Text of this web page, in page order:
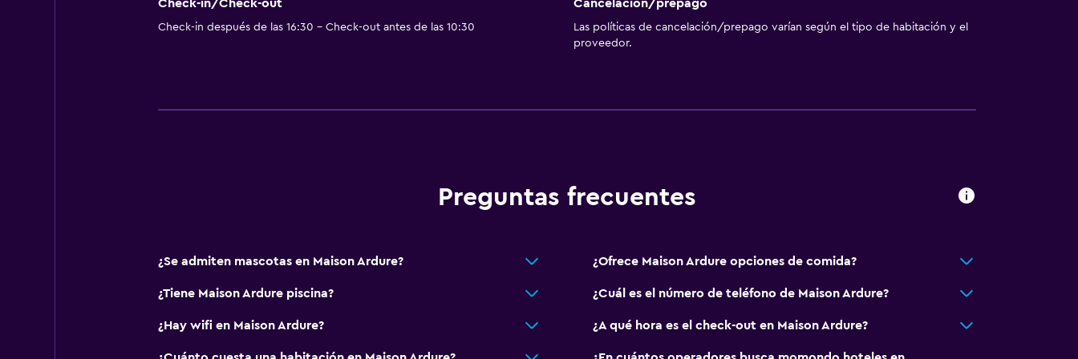
Almohada sin plumas
Entrada privada
Piscina pequeña
Toallas para piscina
Baño privado
Inodoro adaptado
General
Espacio de almacenamiento
Zona de estar
Check-in/Check-out
Check-in después de las 16:30 - Check-out antes de las 10:30
Cancelación/prepago
Las políticas de cancelación/prepago varían según el tipo de habitación y el
proveedor.
Preguntas frecuentes
¿Se admiten mascotas en Maison Ardure? ¿Ofrece Maison Ardure opciones de comida?
¿Tiene Maison Ardure piscina? ¿Cuál es el número de teléfono de Maison Ardure?
¿Hay wifi en Maison Ardure? ¿A qué hora es el check-out en Maison Ardure?